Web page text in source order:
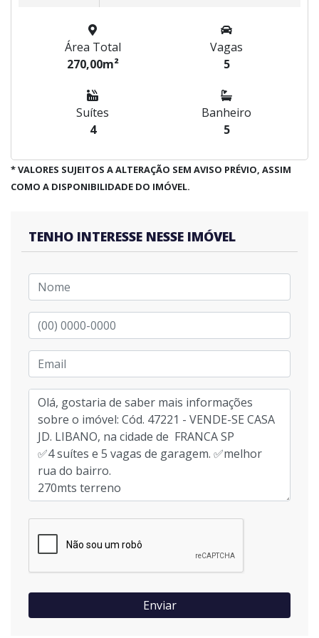
Área Total
270,00m²
Vagas
5
Suítes
4
Banheiro
5
* VALORES SUJEITOS A ALTERAÇÃO SEM AVISO PRÉVIO, ASSIM
COMO A DISPONIBILIDADE DO IMÓVEL.
TENHO INTERESSE NESSE IMÓVEL
Enviar